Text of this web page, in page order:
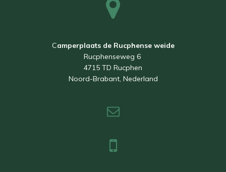
Camperplaats de Rucphense weide
Rucphenseweg 6
4715 TD Rucphen
Noord-Brabant, Nederland